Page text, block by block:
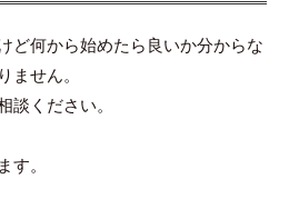
ど何から始めたら良いか分からな
ません。
談ください。
す。